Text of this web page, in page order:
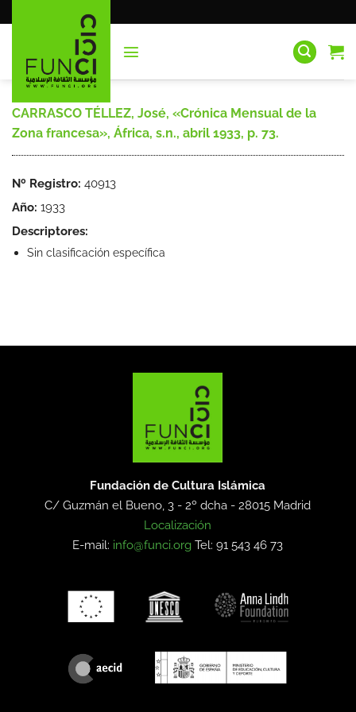
al
CARRASCO TÉLLEZ, José, «Crónica Mensual de la
Zona francesa», África, s.n., abril 1933, p. 73.
Nº Registro: 40913
Año: 1933
Descriptores:
Sin clasificación específica
Fundación de Cultura Islámica
C/ Guzmán el Bueno, 3 - 2º dcha -28015 Madrid
Localización
E-mail: info@funci.org Tel: 91 543 46 73